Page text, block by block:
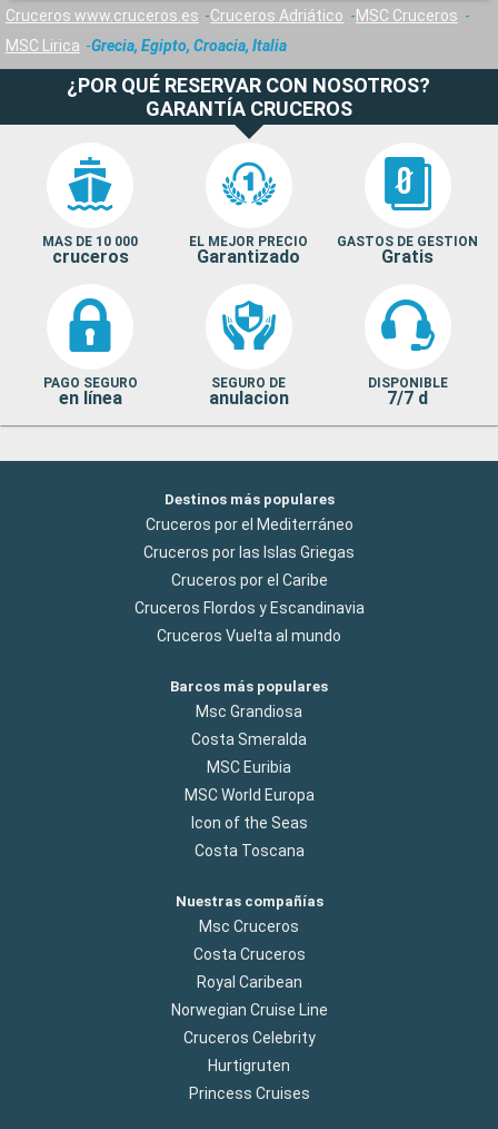
Cruceros www.cruceros.es Cruceros Adriático
MSC Cruceros
MSC Lirica
Grecia, Egipto, Croacia, Italia
¿POR QUÉ RESERVAR CON NOSOTROS?
GARANTÍA CRUCEROS
MAS DE 10 000
cruceros
EL MEJOR PRECIO
Garantizado
GASTOS DE GESTION
Gratis
PAGO SEGURO
en línea
SEGURO DE
anulacion
DISPONIBLE
7/7 d
Destinos más populares
Cruceros por el Mediterráneo
Cruceros por las Islas Griegas
Cruceros por el Caribe
Cruceros Flordos y Escandinavia
Cruceros Vuelta al mundo
Barcos más populares
Msc Grandiosa
Costa Smeralda
MSC Euribia
MSC World Europa
Icon of the Seas
Costa Toscana
Nuestras compañías
Msc Cruceros
Costa Cruceros
Royal Caribean
Norwegian Cruise Line
Cruceros Celebrity
Hurtigruten
Princess Cruises